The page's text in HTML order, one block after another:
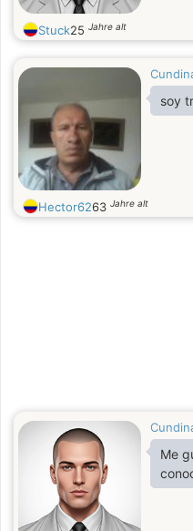
Stuck25 Jahre alt
soy
Hector6263 Jahre alt
Me